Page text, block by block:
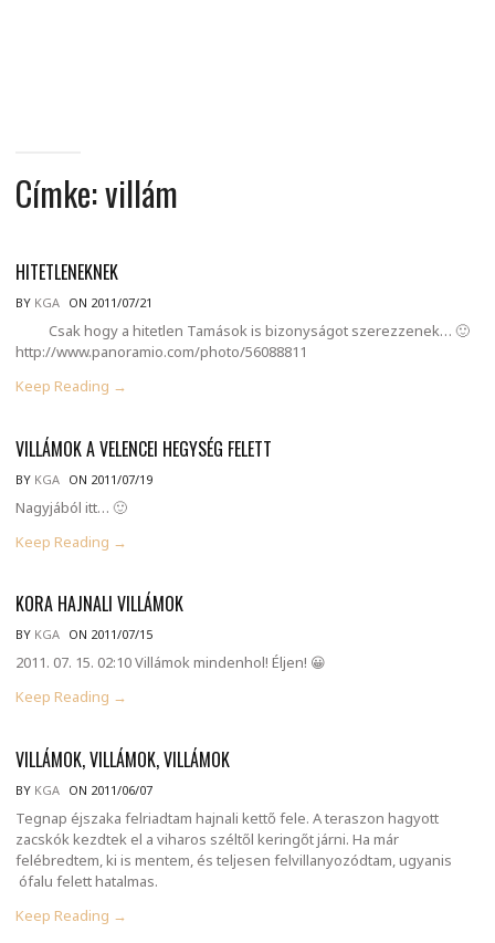
Címke:villám
HITETLENEKNEK
BY KGA ON 2011/07/21
Csak hogy a hitetlen Tamások is bizonyságot szerezzenek… 🙂
http://www.panoramio.com/photo/56088811
Keep Reading →
VILLÁMOK A VELENCEI HEGYSÉG FELETT
BY KGA ON 2011/07/19
Nagyjából itt… 🙂
Keep Reading →
KORA HAJNALI VILLÁMOK
BY KGA ON 2011/07/15
2011. 07. 15. 02:10 Villámok mindenhol! Éljen! 😀
Keep Reading →
VILLÁMOK, VILLÁMOK, VILLÁMOK
BY KGA ON 2011/06/07
Tegnap éjszaka felriadtam hajnali kettő fele. A teraszon hagyott
zacskók kezdtek el a viharos széltől keringőt járni. Ha már
felébredtem, ki is mentem, és teljesen felvillanyozódtam, ugyanis
ófalu felett hatalmas.
Keep Reading →